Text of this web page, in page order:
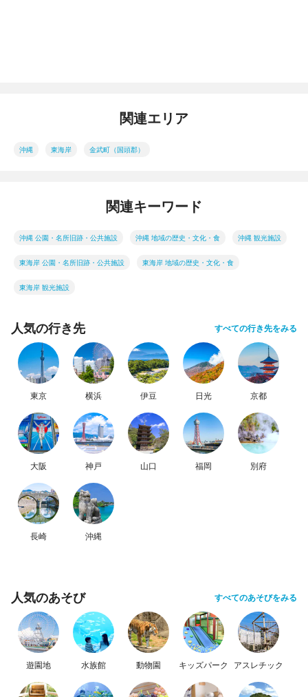
関連エリア
沖縄 東海岸 金武町（国頭郡）
関連キーワード
沖縄 公園・名所旧跡・公共施設 沖縄 地域の歴史・文化・食 沖縄 観光施設
東海岸 公園・名所旧跡・公共施設 東海岸 地域の歴史・文化・食
東海岸 観光施設
人気の行き先 すべての行き先をみる
東京 横浜 伊豆 日光 京都
大阪 神戸 山口 福岡 別府
長崎 沖縄
人気のあそび すべてのあそびをみる
遊園地 水族館 動物園 キッズパーク アスレチック